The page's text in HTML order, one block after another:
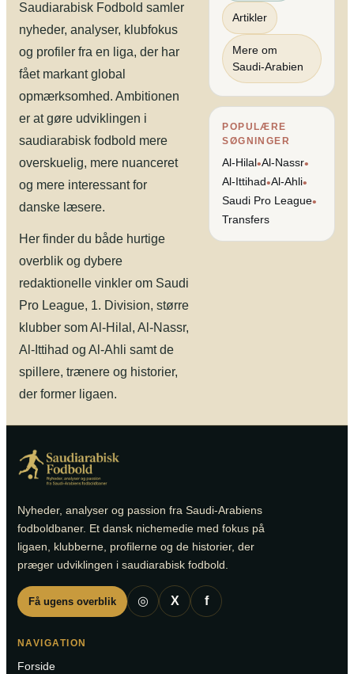
Saudiarabisk Fodbold samler
nyheder, analyser, klubfokus
og profiler fra en liga, der har
fået markant global
opmærksomhed. Ambitionen
er at gøre udviklingen i
saudiarabisk fodbold mere
overskuelig, mere nuanceret
og mere interessant for
danske læsere.
Her finder du både hurtige
overblik og dybere
redaktionelle vinkler om Saudi
Pro League, 1. Division, større
klubber som Al-Hilal, Al-Nassr,
Al-Ittihad og Al-Ahli samt de
spillere, trænere og historier,
der former ligaen.
Artikler
Mere om
Saudi-Arabien
POPULÆRE
SØGNINGER
Al-Hilal•Al-Nassr•
Al-Ittihad•Al-Ahli•
Saudi Pro League•
Transfers
Nyheder, analyser og passion fra Saudi-Arabiens
fodboldbaner. Et dansk nichemedie med fokus på
ligaen, klubberne, profilerne og de historier, der
præger udviklingen i saudiarabisk fodbold.
Få ugens overblik ◎ X f
NAVIGATION
Forside